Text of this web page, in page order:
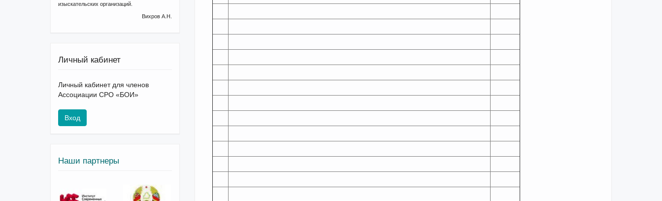
изыскательских организаций.
Вихров А.Н.
Личный кабинет
Личный кабинет для членов
Ассоциации СРО «БОИ»
Вход
Наши партнеры